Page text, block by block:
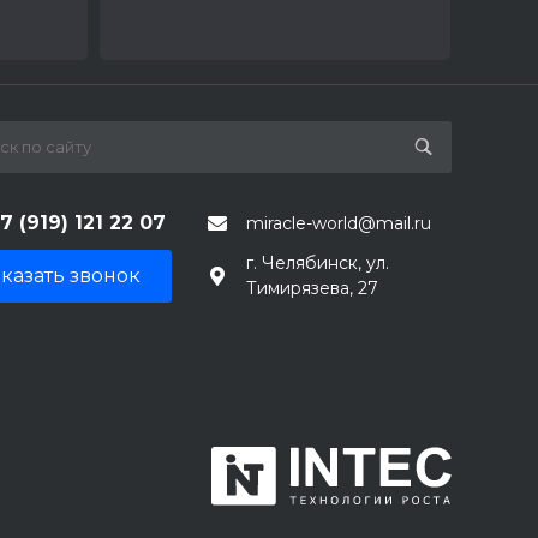
(919) 121 22 07 miracle-world@mail.ru
звонок
г. Челябинск, ул.
Тимирязева, 27